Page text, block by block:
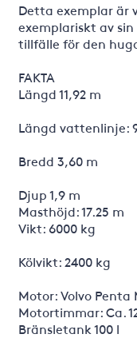
Detta exemplar är
exemplariskt av
tillfälle för den
FAKTA
Längd 11,92 m
Längd vattenlinje:
Bredd 3,60 m
Djup 1,9 m
Masthöjd: 17.25 m
Vikt: 6000 kg
Kölvikt: 2400 kg
Motor: Volvo Penta
Motortimmar: Ca.
Bränsletank 100 l